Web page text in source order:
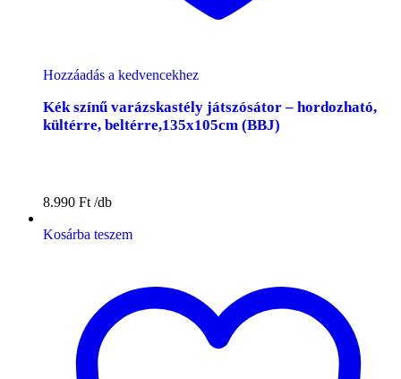
Hozzáadás a kedvencekhez
Kék színű varázskastély játszósátor – hordozható,
kültérre, beltérre,135x105cm (BBJ)
8.990 Ft
Kosárba teszem